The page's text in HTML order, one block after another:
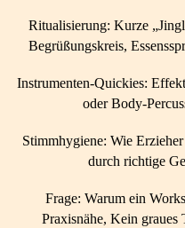
Ritualisierung: Kurze
Begrüßungskreis,
Instrumenten-Quickies:
oder Body-
Stimmhygiene: Wie
durch richtige
Frage: Warum ein
Praxisnähe, Kein graues